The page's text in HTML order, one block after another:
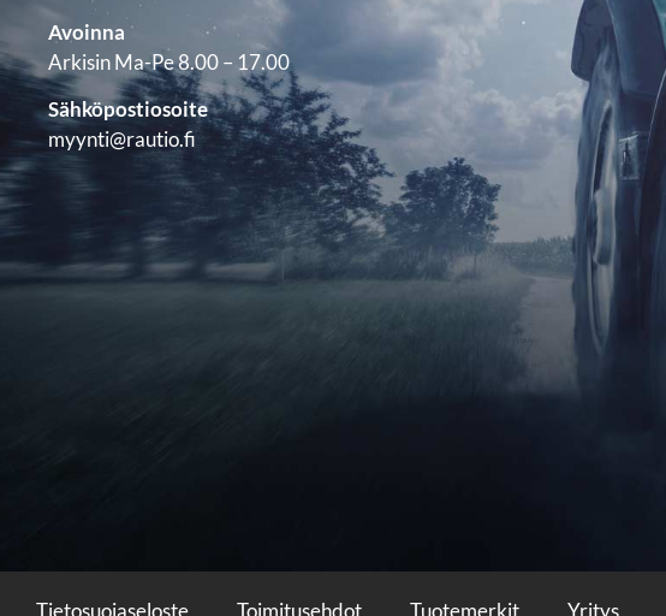
Avoinna
Arkisin Ma-Pe 8.00 – 17.00
Sähköpostiosoite
myynti@rautio.fi
Tietosuojaseloste Toimitusehdot Tuotemerkit Yritys